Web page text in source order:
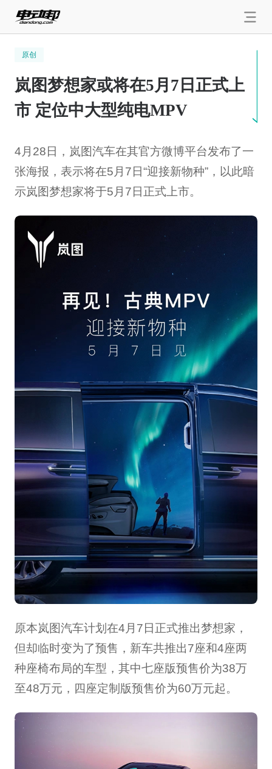
原创
岚图梦想家或将在5月7日正式上
市 定位中大型纯电MPV
4月28日，岚图汽车在其官方微博平台发布了一
张海报，表示将在5月7日“迎接新物种”，以此暗
示岚图梦想家将于5月7日正式上市。
原本岚图汽车计划在4月7日正式推出梦想家，
但却临时变为了预售，新车共推出7座和4座两
种座椅布局的车型，其中七座版预售价为38万
至48万元，四座定制版预售价为60万元起。